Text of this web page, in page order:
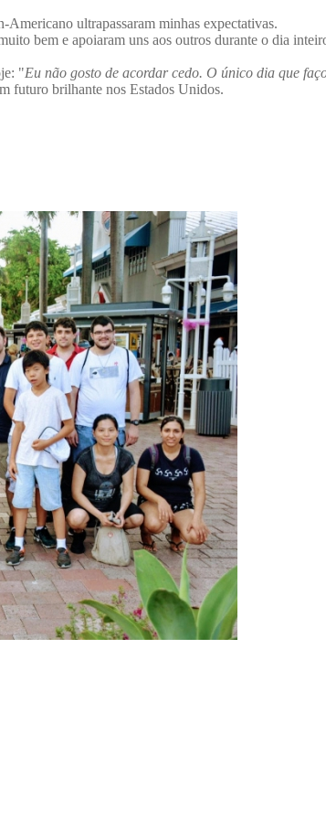
ultrapassaram minhas expectativas.
bem e apoiaram uns aos outros durante o dia
"Eu não gosto de acordar cedo. O único dia que
futuro brilhante nos Estados Unidos.